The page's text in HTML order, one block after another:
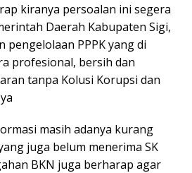
kiranya persoalan ini segera
Daerah Kabupaten Sigi,
pengelolaan PPPK yang di
profesional, bersih dan
tanpa Kolusi Korupsi dan
masih adanya kurang
juga belum menerima SK
BKN juga berharap agar